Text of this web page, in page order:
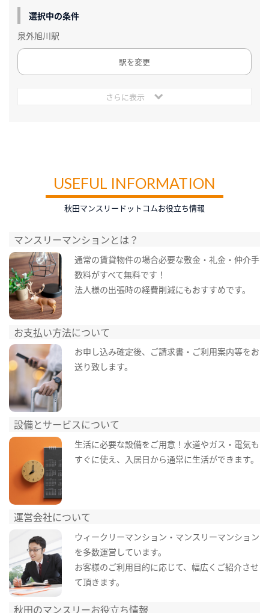
選択中の条件
泉外旭川駅
駅を変更
さらに表示
USEFUL INFORMATION
秋田マンスリードットコムお役立ち情報
マンスリーマンションとは？
通常の賃貸物件の場合必要な敷金・礼金・仲介手
数料がすべて無料です！
法人様の出張時の経費削減にもおすすめです。
お支払い方法について
お申し込み確定後、ご請求書・ご利用案内等をお
送り致します。
設備とサービスについて
生活に必要な設備をご用意！水道やガス・電気も
すぐに使え、入居日から通常に生活ができます。
運営会社について
ウィークリーマンション・マンスリーマンション
を多数運営しています。
お客様のご利用目的に応じて、幅広くご紹介させ
て頂きます。
秋田のマンスリーお役立ち情報